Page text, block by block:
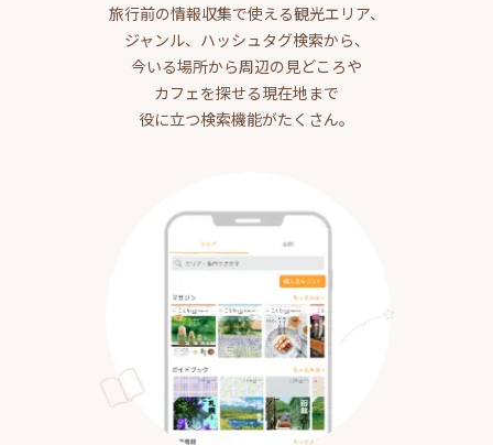
旅行前の情報収集で使える観光エリア、
ジャンル、ハッシュタグ検索から、
今いる場所から周辺の見どころや
カフェを探せる現在地まで
役に立つ検索機能がたくさん。